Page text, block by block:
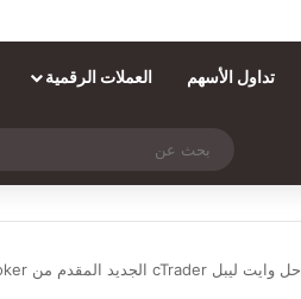
تداول الأسهم العملات الرقمية
تسجيل الدخول
مقال عشوائي
حل وايت ليبل cTrader الجديد المقدم من B2Broker